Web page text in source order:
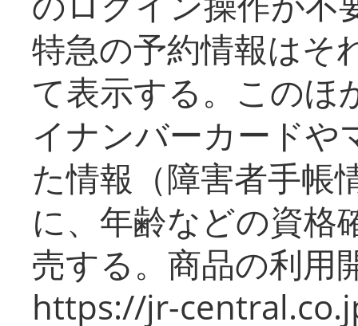
特急の予約情報はそ
て表示する。このほ
イナンバーカードや
た情報（障害者手帳
に、年齢などの資格
売する。商品の利用
https://jr-